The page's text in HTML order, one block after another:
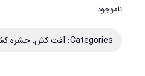
ناموجود
Categories: آفت کش,حشره